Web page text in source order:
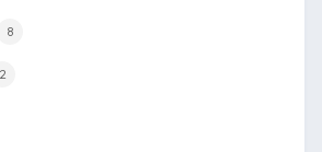
8
2